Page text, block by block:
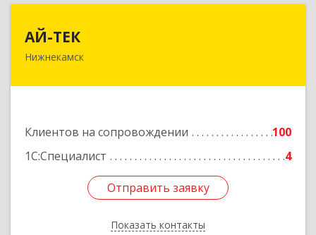
АЙ-ТЕК
Нижнекамск
Клиентов на сопровождении
100
1С:Специалист
4
Отправить заявку
Показать контакты
423570, Татарстан Респ, Нижнекамский р-н,
Подробнее
Отправить заявку
Назад